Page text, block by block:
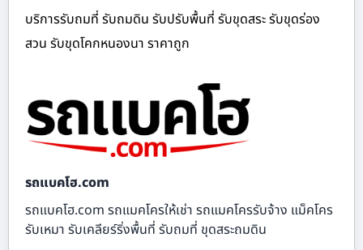
บริการรับถมที่ รับถมดิน รับปรับพื้นที่ รับขุดสระ รับขุดร่อง
สวน รับขุดโคกหนองนา ราคาถูก
รถแบคโฮ.com
รถแบคโฮ.com รถแมคโครให้เช่า รถแมคโครรับจ้าง แม็คโคร
รับเหมา รับเคลียร์ริ่งพื้นที่ รับถมที่ ขุดสระถมดิน